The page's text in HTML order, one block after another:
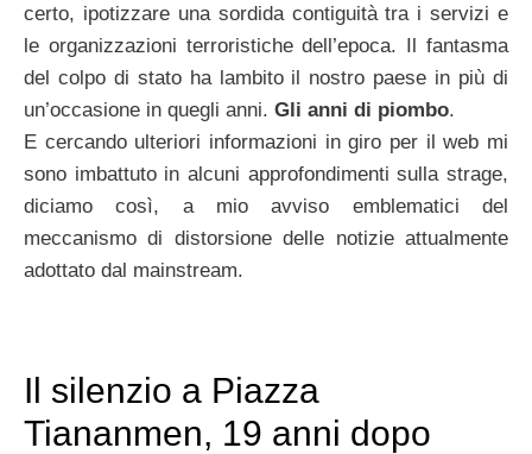
certo, ipotizzare una sordida contiguità tra i servizi e
le organizzazioni terroristiche dell’epoca. Il fantasma
del colpo di stato ha lambito il nostro paese in più di
un’occasione in quegli anni. Gli anni di piombo.
E cercando ulteriori informazioni in giro per il web mi
sono imbattuto in alcuni approfondimenti sulla strage,
diciamo così, a mio avviso emblematici del
meccanismo di distorsione delle notizie attualmente
adottato dal mainstream.
Il silenzio a Piazza
Tiananmen, 19 anni dopo